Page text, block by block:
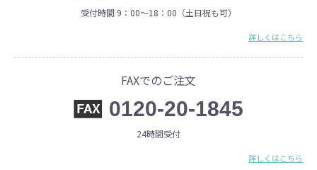
受付時間 9：00〜18：00（土日祝も可）
詳しくはこちら
FAXでのご注文
0120-20-1845
24時間受付
詳しくはこちら